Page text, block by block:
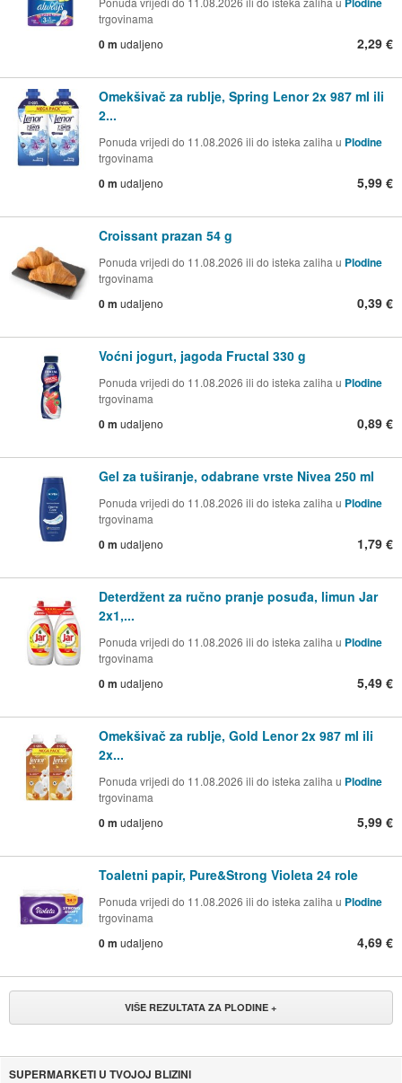
trgovinama
0 m udaljeno 2,29 €
Omekšivač za rublje, Spring Lenor 2x 987 ml ili
2...
Ponuda vrijedi do 11.08.2026 ili do isteka zaliha u Plodine
trgovinama
0 m udaljeno 5,99 €
Croissant prazan 54 g
Ponuda vrijedi do 11.08.2026 ili do isteka zaliha u Plodine
trgovinama
0 m udaljeno 0,39 €
Voćni jogurt, jagoda Fructal 330 g
Ponuda vrijedi do 11.08.2026 ili do isteka zaliha u Plodine
trgovinama
0 m udaljeno 0,89 €
Gel za tuširanje, odabrane vrste Nivea 250 ml
Ponuda vrijedi do 11.08.2026 ili do isteka zaliha u Plodine
trgovinama
0 m udaljeno 1,79 €
Deterdžent za ručno pranje posuđa, limun Jar
2x1,...
Ponuda vrijedi do 11.08.2026 ili do isteka zaliha u Plodine
trgovinama
0 m udaljeno 5,49 €
Omekšivač za rublje, Gold Lenor 2x 987 ml ili
2x...
Ponuda vrijedi do 11.08.2026 ili do isteka zaliha u Plodine
trgovinama
0 m udaljeno 5,99 €
Toaletni papir, Pure&Strong Violeta 24 role
Ponuda vrijedi do 11.08.2026 ili do isteka zaliha u Plodine
trgovinama
0 m udaljeno 4,69 €
VIŠE REZULTATA ZA PLODINE +
SUPERMARKETI U TVOJOJ BLIZINI